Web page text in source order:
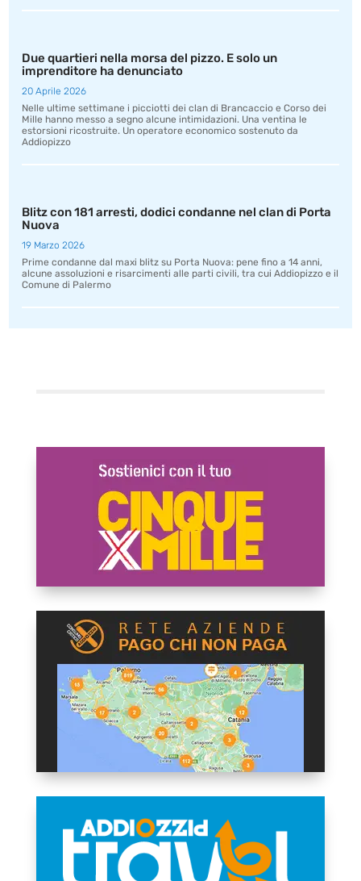
Due quartieri nella morsa del pizzo. E solo un
imprenditore ha denunciato
20 Aprile 2026
Nelle ultime settimane i picciotti dei clan di Brancaccio e Corso dei
Mille hanno messo a segno alcune intimidazioni. Una ventina le
estorsioni ricostruite. Un operatore economico sostenuto da
Addiopizzo
Blitz con 181 arresti, dodici condanne nel clan di Porta
Nuova
19 Marzo 2026
Prime condanne dal maxi blitz su Porta Nuova: pene fino a 14 anni,
alcune assoluzioni e risarcimenti alle parti civili, tra cui Addiopizzo e il
Comune di Palermo